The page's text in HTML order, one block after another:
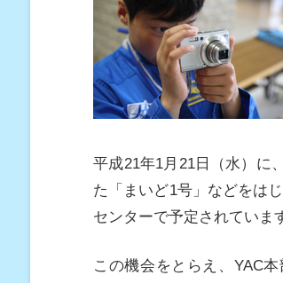
平成21年1月21日（水）に
た「まいど1号」などをは
センターで予定されていま
この機会をとらえ、YAC